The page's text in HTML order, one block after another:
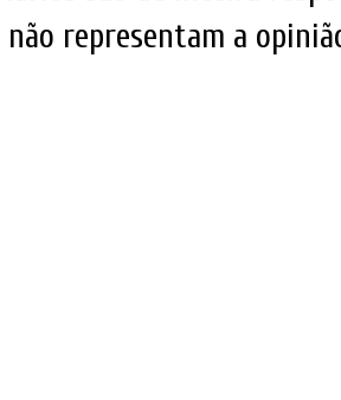
representam a